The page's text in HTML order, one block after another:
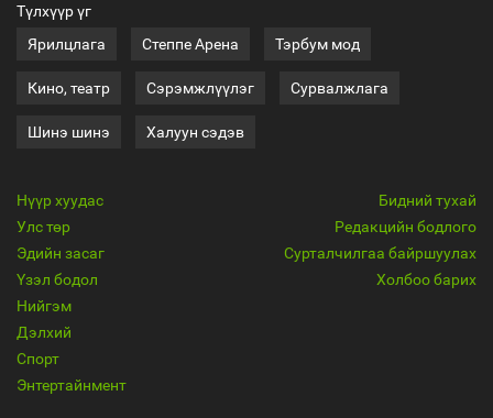
Түлхүүр үг
Ярилцлага
Степпе Арена Тэрбум мод
Кино, театр Сэрэмжлүүлэг Сурвалжлага
Шинэ шинэ Халуун сэдэв
Нүүр хуудас
Улс төр
Эдийн засаг
Үзэл бодол
Нийгэм
Дэлхий
Спорт
Энтертайнмент
Бидний тухай
Редакцийн бодлого
Сурталчилгаа байршуулах
Холбоо барих